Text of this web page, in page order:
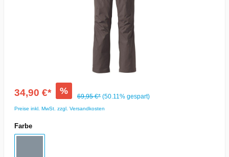
34,90 €* %
69,95 €* (50.11% gespart)
Preise inkl. MwSt. zzgl. Versandkosten
Farbe